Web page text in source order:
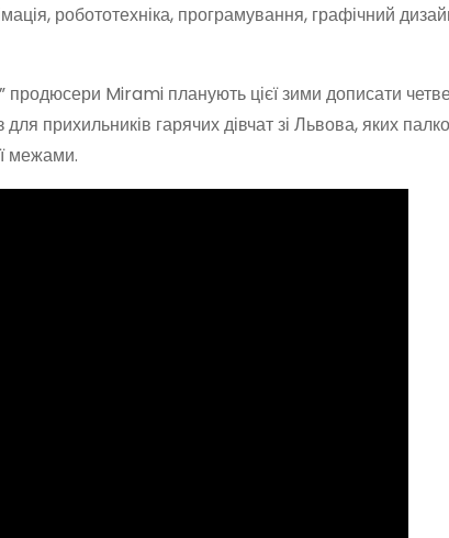
робототехніка, програмування, графічний
продюсери Mirami планують цієї зими дописати
прихильників гарячих дівчат зі Львова, яких
межами.